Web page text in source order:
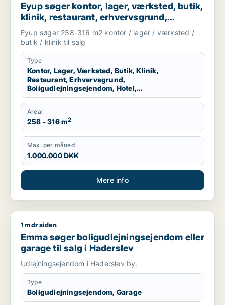
Eyup søger kontor, lager, værksted, butik,
klinik, restaurant, erhvervsgrund,
boligudlejningsejendom, hotel,
produktionslokaler eller garage til salg i
Esbjerg Centrum, Esbjerg Ø eller Esbjerg
N m.fl.
Eyup søger 258-316 m2 kontor / lager / værksted /
butik / klinik til salg
Type
Kontor, Lager, Værksted, Butik, Klinik,
Restaurant, Erhvervsgrund,
Boligudlejningsejendom, Hotel,
Produktionslokaler, Garage
Areal
258 - 316 m2
Max. per måned
1.000.000 DKK
Mere info
Emma søger boligudlejningsejendom eller garage til salg i
1 mdr siden
Emma søger boligudlejningsejendom eller
garage til salg i Haderslev
Udlejningsejendom i Haderslev by.
Type
Boligudlejningsejendom, Garage